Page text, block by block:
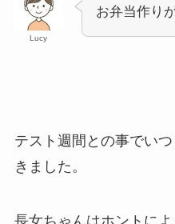
Lucy
お弁当作り
テスト週間との事でい
きました。